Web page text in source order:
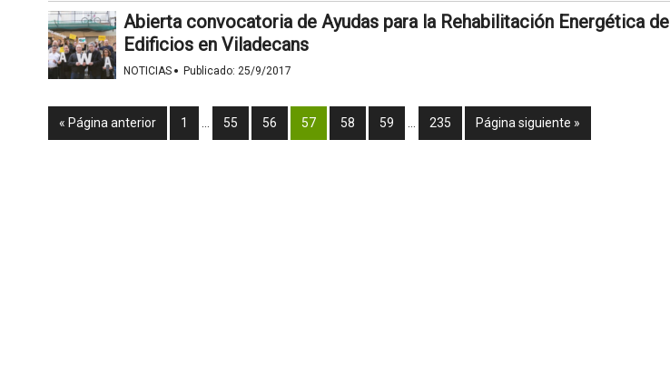
Abierta convocatoria de Ayudas para la Rehabilitación Energética de
Edificios en Viladecans
NOTICIAS · Publicado: 25/9/2017
« Página anterior 1 55 56 57 58 59 235 Página siguiente »